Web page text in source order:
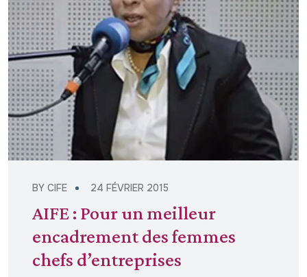
BY CIFE 24 FÉVRIER 2015
AIFE : Pour un meilleur
encadrement des femmes
chefs d’entreprises